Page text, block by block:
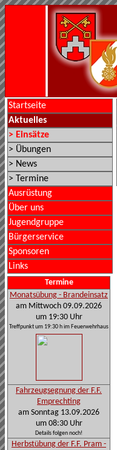
Startseite
Aktuelles
> Einsätze
> Übungen
> News
> Termine
Ausrüstung
Über uns
Jugendgruppe
Bürgerservice
Sponsoren
Links
Termine
Monatsübung - Brandeinsatz
am Mittwoch 09.09.2026
um 19:30 Uhr
Treffpunkt um 19:30 h im Feuerwehrhaus
Fahrzeugsegnung der F.F.
Emprechting
am Sonntag 13.09.2026
um 08:30 Uhr
Details folgen noch!
Herbstübung der F.F. Pram -